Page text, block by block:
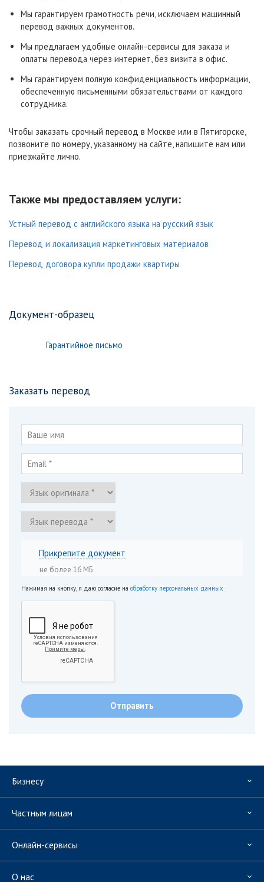
Мы гарантируем грамотность речи, исключаем машинный
перевод важных документов.
Мы предлагаем удобные онлайн-сервисы для заказа и
оплаты перевода через интернет, без визита в офис.
Мы гарантируем полную конфиденциальность информации,
обеспеченную письменными обязательствами от каждого
сотрудника.
Чтобы заказать срочный перевод в Москве или в Пятигорске,
позвоните по номеру, указанному на сайте, напишите нам или
приезжайте лично.
Также мы предоставляем услуги:
Устный перевод с английского языка на русский язык
Перевод и локализация маркетинговых материалов
Перевод договора купли продажи квартиры
Документ-образец
Гарантийное письмо
Заказать перевод
Прикрепите документ
не более 16 МБ
Нажимая на кнопку, я даю согласие на обработку персональных данных
Бизнесу
Частным лицам
Онлайн-сервисы
О нас